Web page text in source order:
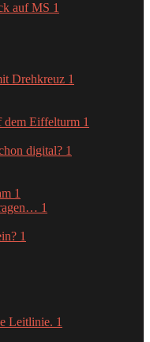
auf MS 1
Drehkreuz 1
dem Eiffelturm 1
digital? 1
1
1
1
Leitlinie. 1